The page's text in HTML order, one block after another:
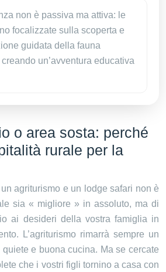
non è passiva ma attiva: le
focalizzate sulla scoperta e
guidata della fauna
un’avventura educativa
o area sosta: perché
rurale per la
agriturismo e un lodge safari non è
sia « migliore » in assoluto, ma di
ai desideri della vostra famiglia in
L’agriturismo rimarrà sempre un
e buona cucina. Ma se cercate
che i vostri figli tornino a casa con